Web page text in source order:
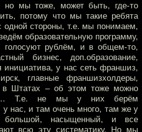
но мы тоже, может быть, где-то
потому что мы такие ребята
одной стороны, т.е. мы понимаем,
образовательную программу,
голосуют рублём, и в общем-то,
бизнес, доп.образование,
инициатива, у нас сеть франшиз,
главные франшизхолдеры,
в Штатах – об этом тоже можно
Т.е. не мы у них берём
у нас, и там очень много, там же у
большой, насыщенный, и все
всю эту систематику. Но мы